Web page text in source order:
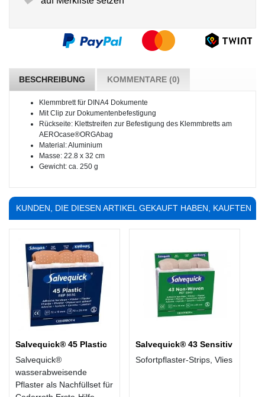
BESCHREIBUNG KOMMENTARE (0)
Klemmbrett für DINA4 Dokumente
Mit Clip zur Dokumentenbefestigung
Rückseite: Klettstreifen zur Befestigung des Klemmbretts am
AEROcase®ORGAbag
Material: Aluminium
Masse: 22.8 x 32 cm
Gewicht: ca. 250 g
KUNDEN, DIE DIESEN ARTIKEL GEKAUFT HABEN, KAUFTEN
Salvequick® 45 Plastic
Salvequick®
wasserabweisende
Pflaster als Nachfüllset für
Salvequick® 43 Sensitiv
Sofortpflaster-Strips, Vlies